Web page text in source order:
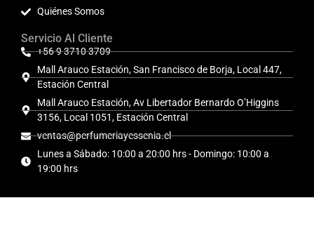
Quiénes Somos
Servicio Al Cliente
+56 9 3710 3709
Mall Arauco Estación, San Francisco de Borja, Local 447,
Estación Central
Mall Arauco Estación, Av Libertador Bernardo O’Higgins
3156, Local 1051, Estación Central
ventas@perfumeriayessenia.cl
Lunes a Sábado: 10:00 a 20:00 hrs - Domingo: 10:00 a
19:00 hrs